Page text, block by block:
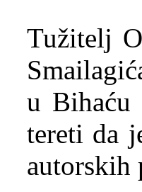
Tužitelj
u Bihaću
tereti da
autorskih